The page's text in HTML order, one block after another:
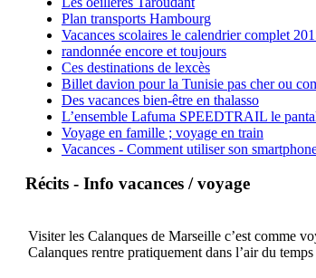
Plan transports Hambourg
Vacances scolaires le calendrier complet
randonnée encore et toujours
Ces destinations de lexcès
Billet davion pour la Tunisie pas cher ou
Des vacances bien-être en thalasso
L’ensemble Lafuma SPEEDTRAIL le
Voyage en famille ; voyage en train
Vacances - Comment utiliser son
Récits - Info vacances / voyage
Visiter les Calanques de Marseille c’est comme
Calanques rentre pratiquement dans l’air du